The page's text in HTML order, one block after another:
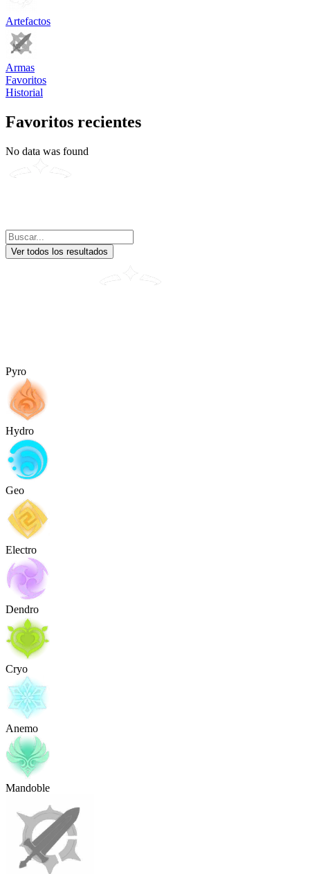
Artefactos
Armas
Favoritos
Historial
Favoritos recientes
No data was found
Ver todos los resultados
Pyro
Hydro
Geo
Electro
Dendro
Cryo
Anemo
Mandoble